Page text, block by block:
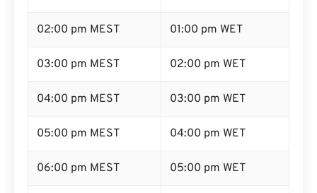
02:00 pm MEST 01:00 pm WET
03:00 pm MEST 02:00 pm WET
04:00 pm MEST 03:00 pm WET
05:00 pm MEST 04:00 pm WET
06:00 pm MEST 05:00 pm WET